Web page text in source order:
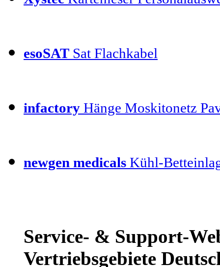
esoSAT Sat Flachkabel
infactory Hänge Moskitonetz
newgen medicals Kühl-
Service- & Support-
Vertriebsgebiete